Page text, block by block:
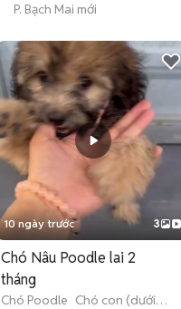
P. Bạch Mai mới
10 ngày trước 3
Chó Nâu Poodle lai 2
tháng
Chó Poodle Chó con (dưới 3